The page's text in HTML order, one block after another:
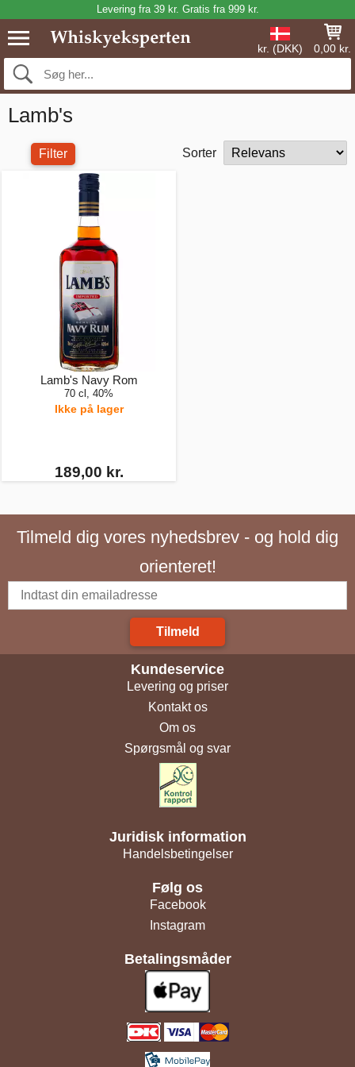
Levering fra 39 kr. Gratis fra 999 kr.
kr. (DKK) 0,00 kr.
Lamb's
Filter Sorter
Lamb's Navy Rom
70 cl, 40%
Ikke på lager
189,00 kr.
Tilmeld dig vores nyhedsbrev - og hold dig
orienteret!
Tilmeld
Kundeservice
Levering og priser
Kontakt os
Om os
Spørgsmål og svar
Juridisk information
Handelsbetingelser
Følg os
Facebook
Instagram
Betalingsmåder